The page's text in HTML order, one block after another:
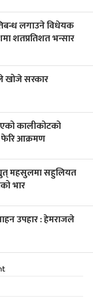
लगाउने विधेयक
शतप्रतिशत भन्सार
खोजे सरकार
कालीकोटको
फेरि आक्रमण
महसुलमा सहुलियत
भार
उपहार : हेमराजले